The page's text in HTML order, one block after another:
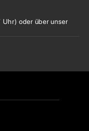
Uhr) oder überunser